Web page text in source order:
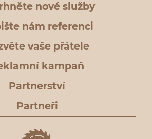
nové služby
nám referenci
vaše přátele
kampaň
Partnerství
Partneři